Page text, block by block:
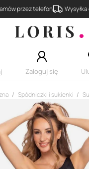
przez telefon Wysyłka
Zaloguj się
Spódniczki i sukienki